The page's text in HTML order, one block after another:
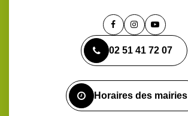
Lien
le
compte
Lien
le
compte
Lien
la
chaîne
02 51 41 72 07
Horaires des mairies